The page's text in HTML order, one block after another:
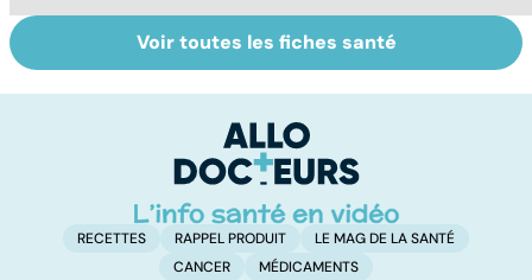
Comment tenir
ses bonnes
Muscler ses
abdos pour
ventre plat
Voir toutes les fiches santé
RECETTES RAPPEL PRODUIT
LE MAG DE LA SANTÉ
CANCER
MÉDICAMENTS